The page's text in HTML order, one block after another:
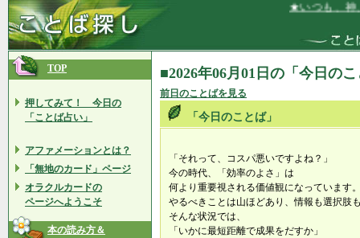
★いつも、神、
TOP
押してみて！ 今日の
「ことば占い」
アファメーションとは？
「無地のカード」ページ
オラクルカードの
ページへようこそ
本の読み方＆
■2026年06月01日の「今日の
前日のことばを見る
「今日のことば」
「それって、コスパ悪いですよね？」
今の時代、「効率のよさ」は
何より重要視される価値観になっています
やるべきことは山ほどあり、情報も選択肢
そんな状況では、
「いかに最短距離で成果をだすか」